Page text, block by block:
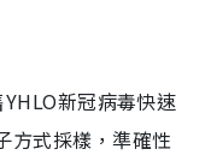
新冠病毒快速
方式採樣，準確性